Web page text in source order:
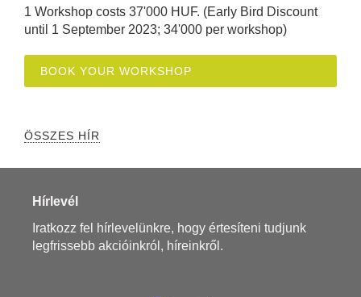
1 Workshop costs 37'000 HUF. (Early Bird Discount
until 1 September 2023; 34'000 per workshop)
BOOK YOUR WORKSHOP
ÖSSZES HÍR
Hírlevél
Iratkozz fel hírlevelünkre, hogy értesíteni tudjunk
legfrissebb akcióinkról, híreinkről.